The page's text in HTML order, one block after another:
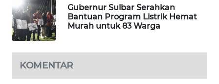
Gubernur Sulbar Serahkan
Bantuan Program Listrik Hemat
Murah untuk 83 Warga
KOMENTAR
MARTABAT
NET
PLN
WATCH
MKLI